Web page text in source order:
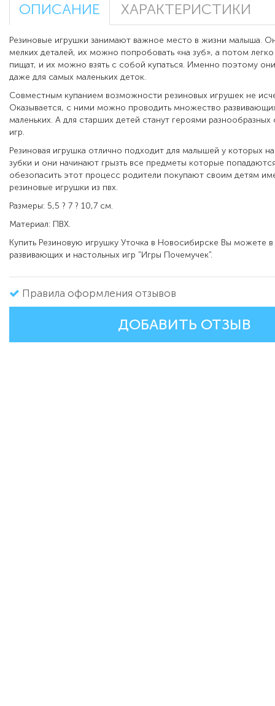
ОПИСАНИЕ ХАРАКТЕРИСТИКИ
Резиновые игрушки занимают важное место в жизни малыша.
мелких деталей, их можно попробовать «на зуб», а потом
пищат, и их можно взять с собой купаться. Именно поэтому
даже для самых маленьких деток.
Совместным купанием возможности резиновых игрушек не
Оказывается, с ними можно проводить множество
маленьких. А для старших детей станут героями
игр.
Резиновая игрушка отлично подходит для малышей у которых
зубки и они начинают грызть все предметы которые
обезопасить этот процесс родители покупают своим детям
резиновые игрушки из пвх.
Размеры: 5,5 ? 7 ? 10,7 см.
Материал: ПВХ.
Купить Резиновую игрушку Уточка в Новосибирске Вы можете в
развивающих и настольных игр "Игры Почемучек".
Правила оформления отзывов
ДОБАВИТЬ ОТЗЫВ